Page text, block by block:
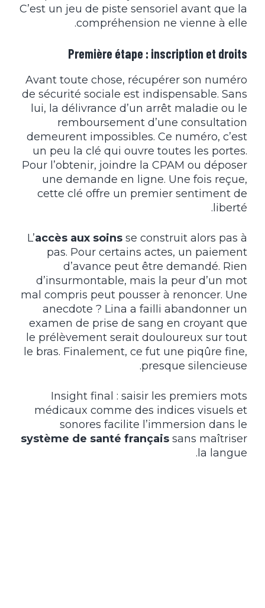
C’est un jeu de piste sensoriel avant que la
compréhension ne vienne à elle.
Première étape : inscription et droits
Avant toute chose, récupérer son numéro
de sécurité sociale est indispensable. Sans
lui, la délivrance d’un arrêt maladie ou le
remboursement d’une consultation
demeurent impossibles. Ce numéro, c’est
un peu la clé qui ouvre toutes les portes.
Pour l’obtenir, joindre la CPAM ou déposer
une demande en ligne. Une fois reçue,
cette clé offre un premier sentiment de
liberté.
L’accès aux soins se construit alors pas à
pas. Pour certains actes, un paiement
d’avance peut être demandé. Rien
d’insurmontable, mais la peur d’un mot
mal compris peut pousser à renoncer. Une
anecdote ? Lina a failli abandonner un
examen de prise de sang en croyant que
le prélèvement serait douloureux sur tout
le bras. Finalement, ce fut une piqûre fine,
presque silencieuse.
Insight final : saisir les premiers mots
médicaux comme des indices visuels et
sonores facilite l’immersion dans le
système de santé français sans maîtriser
la langue.